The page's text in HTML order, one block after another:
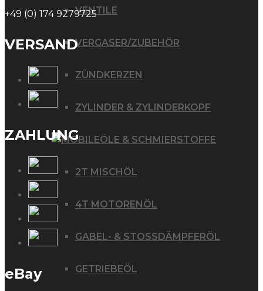
VENTILE
VERGASER/ZUBEHÖR
ZÜNDKERZEN
ZYLINDER & ZYLINDERKOPF
ÖLE & SCHMIERSTOFFE
2T MISCHÖL
4T MOTORENÖL
GABEL- & STOSSDÄMPFERÖL
GETRIEBEÖL
+49 (0) 174 9279725
VERSAND
ZAHLUNG
eBay